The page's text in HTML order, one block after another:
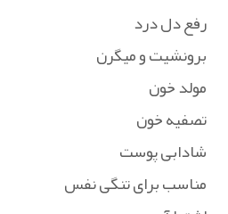
رفع دل درد
برونشیت و میگرن
مولد خون
تصفیه خون
شادابی پوست
مناسب برای تنگی نفس